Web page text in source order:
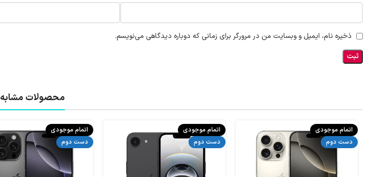
ذخیره نام، ایمیل و وبسایت من در مرورگر برای زمانی که دوباره دیدگاهی می‌نویسم.
محصولات مشابه
اتمام موجودی
دست دوم
اتمام موجودی
دست دوم
اتمام موجودی
دست دوم